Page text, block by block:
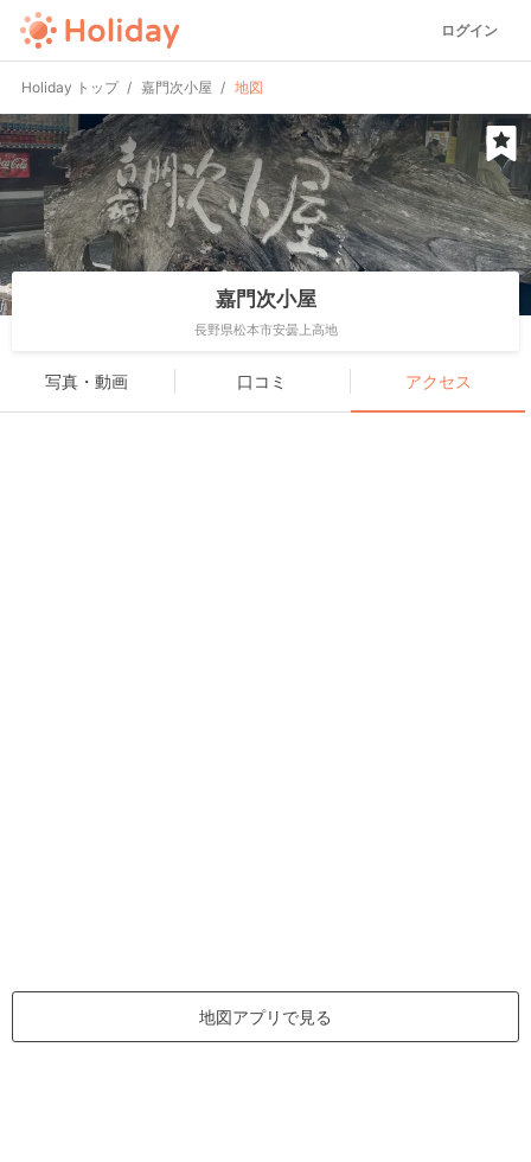
ログイン
Holiday トップ 嘉門次小屋 地図
嘉門次小屋
長野県松本市安曇上高地
写真・動画 口コミ アクセス
地図アプリで見る